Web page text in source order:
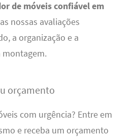
de móveis confiável em
nossas avaliações
a organização e a
montagem.
orçamento
com urgência? Entre em
e receba um orçamento